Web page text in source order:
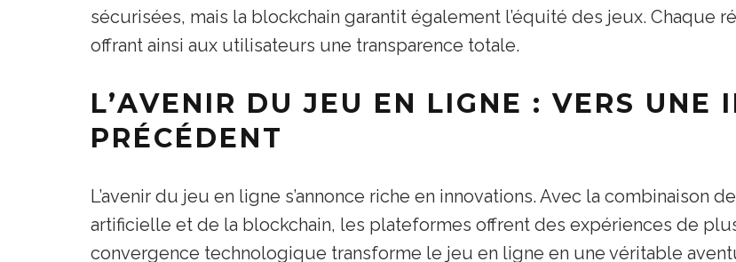
sécurisées, mais la blockchain garantit également l’équité des jeux. Chaque
offrant ainsi aux utilisateurs une transparence totale.
L’AVENIR DU JEU EN LIGNE : VERS UNE
PRÉCÉDENT
L’avenir du jeu en ligne s’annonce riche en innovations. Avec la combinaison
artificielle et de la blockchain, les plateformes offrent des expériences de
convergence technologique transforme le jeu en ligne en une véritable